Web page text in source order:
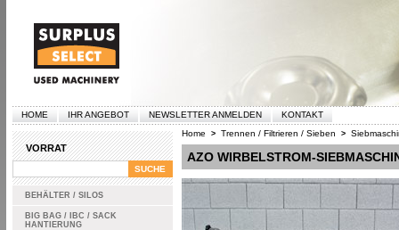
HOME IHR ANGEBOT NEWSLETTER ANMELDEN KONTAKT
VORRAT
BEHÄLTER / SILOS
BIG BAG / IBC / SACK
HANTIERUNG
Home > Trennen / Filtrieren / Sieben >
AZO WIRBELSTROM-